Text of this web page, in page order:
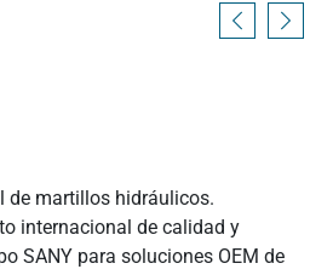
de martillos hidráulicos.
internacional de calidad y
SANY para soluciones OEM de